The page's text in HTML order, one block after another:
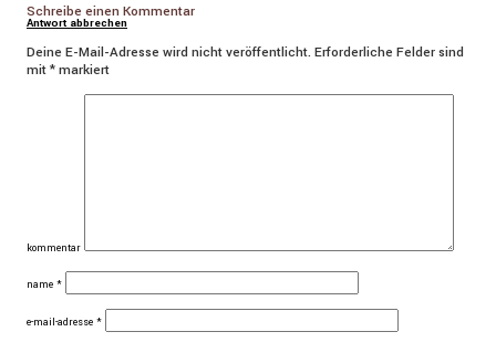
Schreibe einen Kommentar
Antwort abbrechen
Deine E-Mail-Adresse wird nicht veröffentlicht. Erforderliche Felder sind
mit*markiert
kommentar
name *
e-mail-adresse *